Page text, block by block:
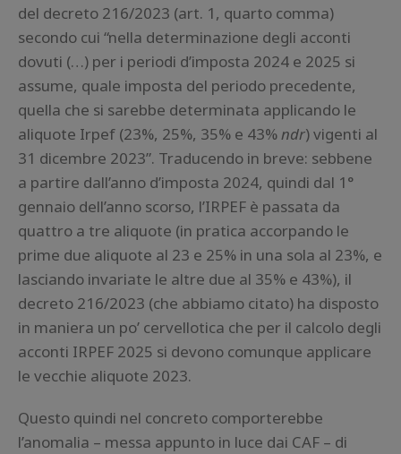
del decreto 216/2023 (art. 1, quarto comma)
secondo cui “nella determinazione degli acconti
dovuti (…) per i periodi d’imposta 2024 e 2025 si
assume, quale imposta del periodo precedente,
quella che si sarebbe determinata applicando le
aliquote Irpef (23%, 25%, 35% e 43%ndr) vigenti al
31 dicembre 2023”. Traducendo in breve: sebbene
a partire dall’anno d’imposta 2024, quindi dal 1°
gennaio dell’anno scorso, l’IRPEF è passata da
quattro a tre aliquote (in pratica accorpando le
prime due aliquote al 23 e 25% in una sola al 23%, e
lasciando invariate le altre due al 35% e 43%), il
decreto 216/2023 (che abbiamo citato) ha disposto
in maniera un po’ cervellotica che per il calcolo degli
acconti IRPEF 2025 si devono comunque applicare
le vecchie aliquote 2023.
Questo quindi nel concreto comporterebbe
l’anomalia – messa appunto in luce dai CAF – di